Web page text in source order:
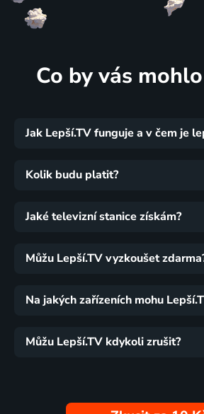
Co by vás
Jak Lepší.TV funguje a v čem je
Kolik budu platit?
Jaké televizní stanice získám?
Můžu Lepší.TV vyzkoušet
Na jakých zařízeních mohu
Můžu Lepší.TV kdykoli zrušit?